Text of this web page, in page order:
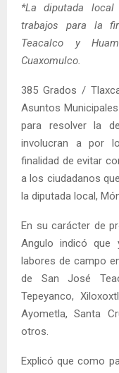
*La diputada
trabajos para la
Teacalco y
Cuaxomulco.
385 Grados /
Asuntos
para resolver la
involucran a por
finalidad de evitar
a los ciudadanos
la diputada local,
En su carácter de
Angulo indicó
labores de campo
de San José
Tepeyanco,
Ayometla, Santa
otros.
Explicó que como